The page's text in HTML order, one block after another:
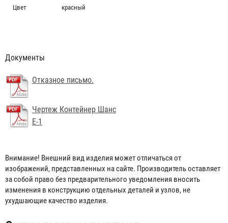
Цвет красный
Документы
Отказное письмо.
Чертеж Контейнер Шанс
Е-1
Внимание! Внешний вид изделия может отличаться от
изображений, представленных на сайте. Производитель оставляет
за собой право без предварительного уведомления вносить
изменения в конструкцию отдельных деталей и узлов, не
ухудшающие качество изделия.
Самоспасатель "Шанс-Е" с полумаской
3 933 ₽